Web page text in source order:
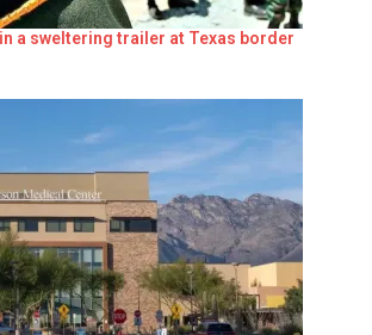
a sweltering trailer at Texas border